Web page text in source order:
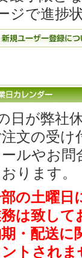
ジで進捗
日が弊社
文の受け
ールやお
ります。
の土曜日
は致して
・配送に
トされま